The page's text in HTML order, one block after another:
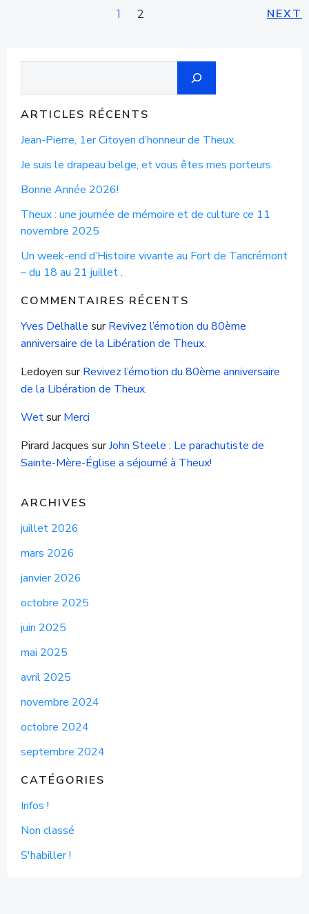
POSTS
NAVIGATION
Page
1 Page
2 NEXT
ARTICLES RÉCENTS
Jean-Pierre, 1er Citoyen d’honneur de Theux.
Je suis le drapeau belge, et vous êtes mes porteurs.
Bonne Année 2026!
Theux : une journée de mémoire et de culture ce 11
novembre 2025
Un week-end d’Histoire vivante au Fort de Tancrémont
– du 18 au 21 juillet .
COMMENTAIRES RÉCENTS
Yves Delhalle surRevivez l’émotion du 80ème
anniversaire de la Libération de Theux.
Ledoyen surRevivez l’émotion du 80ème anniversaire
de la Libération de Theux.
WetsurMerci
Pirard Jacques surJohn Steele : Le parachutiste de
Sainte-Mère-Église a séjourné à Theux!
ARCHIVES
juillet 2026
mars 2026
janvier 2026
octobre 2025
juin 2025
mai 2025
avril 2025
novembre 2024
octobre 2024
septembre 2024
CATÉGORIES
Infos !
Non classé
S'habiller !